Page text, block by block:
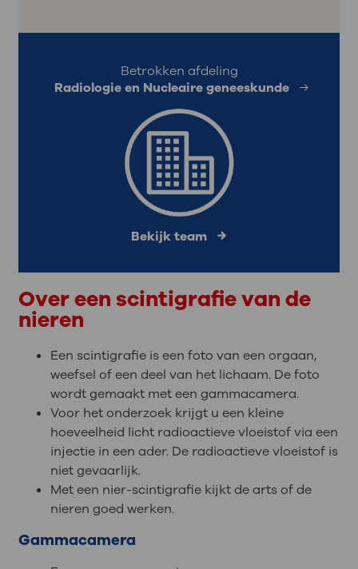
Betrokken afdeling
Radiologie en Nucleaire geneeskunde
Bekijk team
Over een scintigrafie van de
nieren
Een scintigrafie is een foto van een orgaan,
weefsel of een deel van het lichaam. De foto
wordt gemaakt met een gammacamera.
Voor het onderzoek krijgt u een kleine
hoeveelheid licht radioactieve vloeistof via een
injectie in een ader. De radioactieve vloeistof is
niet gevaarlijk.
Met een nier-scintigrafie kijkt de arts of de
nieren goed werken.
Gammacamera